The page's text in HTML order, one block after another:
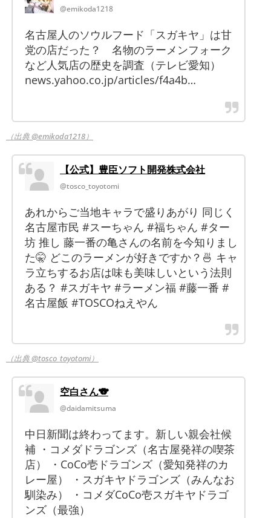
@emikoda1218
名古屋人のソウルフード「スガキヤ」は甘
党の店だった？ 名物のラーメンフォーク
など人気店の歴史を調査（テレビ愛知）
news.yahoo.co.jp/articles/f4a4b…
（出典 @emikoda1218）
【公式】豊臣ソフト開発株式会社
@tosco_toyotomi
あれからご当地キャラで盛りあがり 同じく
名古屋市民 #スーちゃん #福ちゃん #ター
坊 推し 藤一番の亀さんの名前を今知りまし
た🤫 どこのラーメンが好きですか？🍜 キャ
ラ立ちするお店は味も美味しいという法則
ある？ #スガキヤ #ラーメン福 #藤一番 #
名古屋飯 #TOSCOねえやん
（出典 @tosco_toyotomi）
空白さん🐨
@daidamitsuma
中日新聞は終わってます。新しい親会社候
補 ・コメダドラゴンズ（名古屋発祥の喫茶
店） ・CoCo壱ドラゴンズ（愛知発祥のカ
レー屋） ・スガキヤドラゴンズ（みんなお
馴染み） ・コメダCoCo壱スガキヤドラゴ
ンズ（最強）